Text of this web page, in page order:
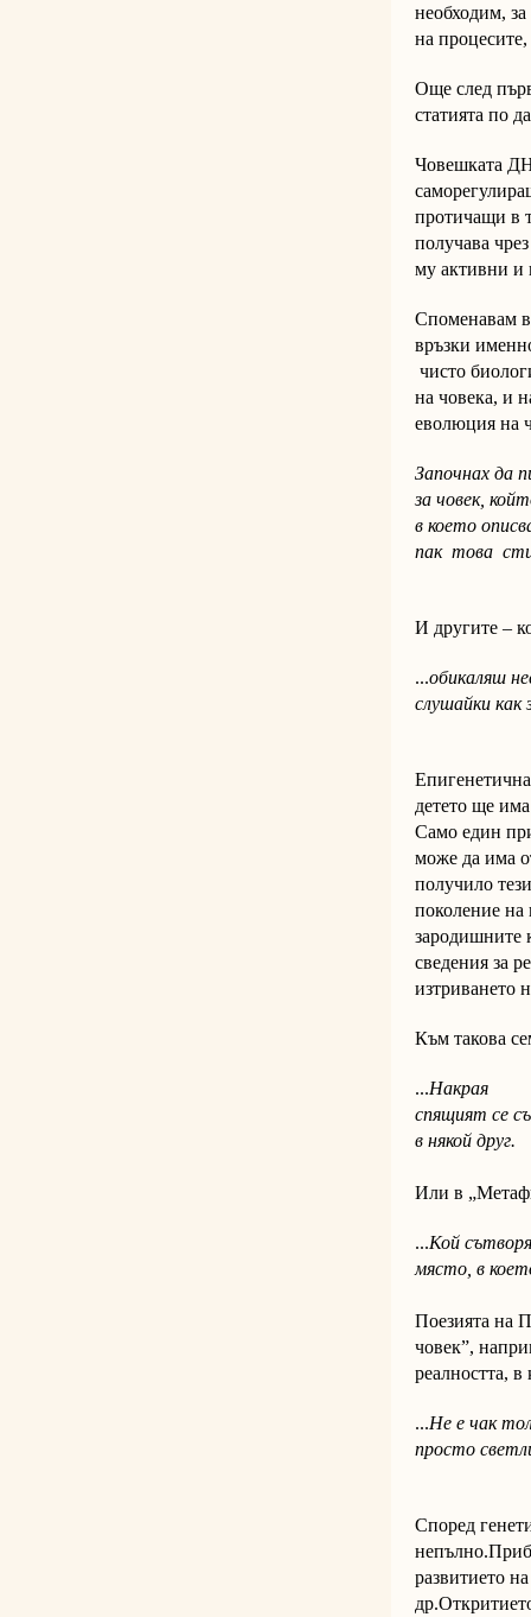
необходим,
на
Още след
статията по
Човешката
протичащи в
получава
му активни и
Споменавам
връзки
чисто
на човека, и
еволюция на
Започнах да
за човек,
в което
пак това
И другите –
...обикаляш
слушайки как
детето ще
Само един
може да има
получило
поколение на
зародишните
сведения за
изтриването
Към такова
...Накрая
спящият се
в някой друг.
Или в
...Кой
място, в
Поезията на
човек”,
реалността, в
...Не е чак
просто
Според
развитието